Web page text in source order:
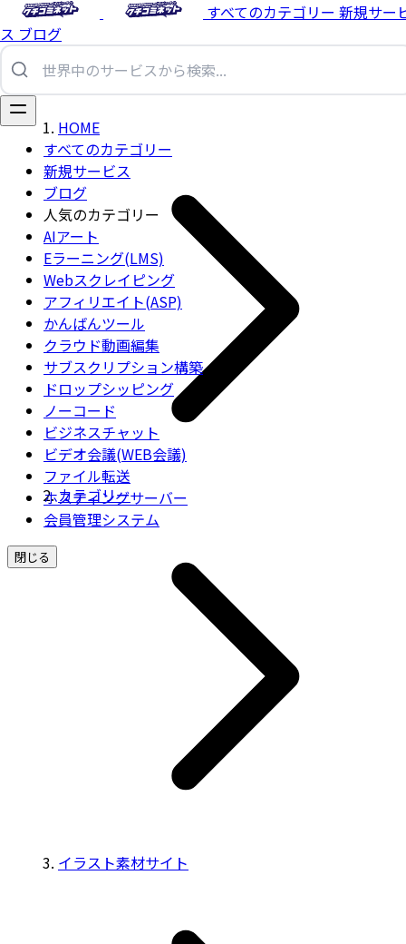
すべてのカテゴリー 新規サー
ス ブログ
すべてのカテゴリー
新規サービス
ブログ
人気のカテゴリー
AIアート
Eラーニング(LMS)
Webスクレイピング
アフィリエイト(ASP)
かんばんツール
クラウド動画編集
サブスクリプション構築
ドロップシッピング
ノーコード
ビジネスチャット
ビデオ会議(WEB会議)
ファイル転送
ホスティングサーバー
会員管理システム
閉じる
HOME
カテゴリー
イラスト素材サイト